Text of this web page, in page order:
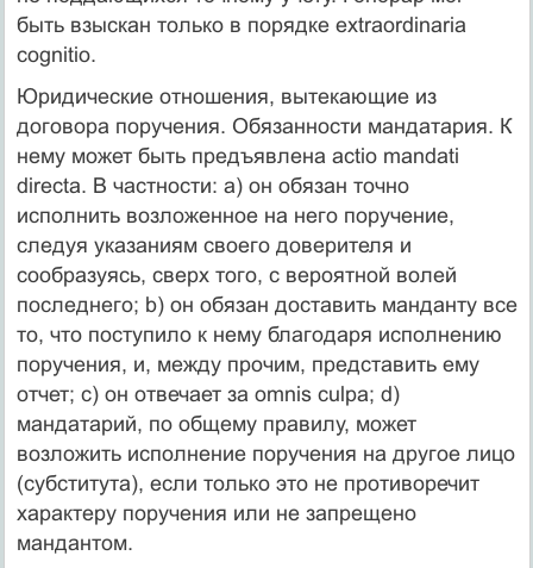
быть взыскан только в порядке extraordinaria
cognitio.
Юридические отношения, вытекающие из
договора поручения. Обязанности мандатария. К
нему может быть предъявлена actio mandati
directa. В частности: а) он обязан точно
исполнить возложенное на него поручение,
следуя указаниям своего доверителя и
сообразуясь, сверх того, с вероятной волей
последнего; b) он обязан доставить манданту все
то, что поступило к нему благодаря исполнению
поручения, и, между прочим, представить ему
отчет; с) он отвечает за omnis culpa; d)
мандатарий, по общему правилу, может
возложить исполнение поручения на другое лицо
(субститута), если только это не противоречит
характеру поручения или не запрещено
мандантом.